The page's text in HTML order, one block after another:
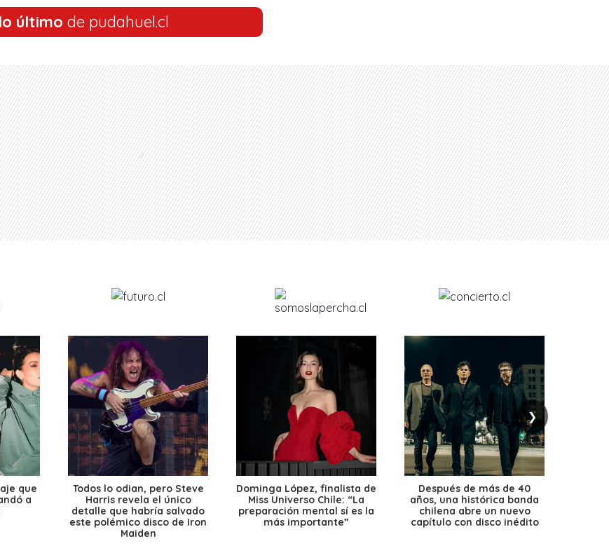
último de pudahuel.cl
❯
que
a
Todos lo odian, pero Steve
Harris revela el único
detalle que habría salvado
este polémico disco de Iron
Maiden
Dominga López, finalista de
Miss Universo Chile: “La
preparación mental sí es la
más importante”
Después de más de 40
años, una histórica banda
chilena abre un nuevo
capítulo con disco inédito